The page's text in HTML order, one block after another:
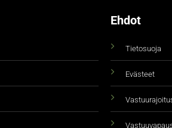
Ehdot
Tietosuoja
Evästeet